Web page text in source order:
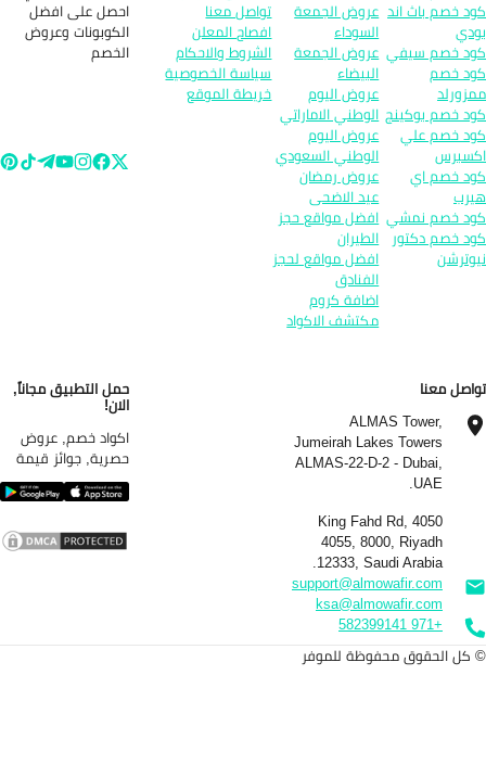
خصم باث اند
خصم سيفي
خصم
خصم بوكينج
خصم علي
خصم اي
خصم نمشي
خصم دكتور
عروض الجمعة
السوداء
عروض الجمعة
البيضاء
عروض اليوم
الوطني الاماراتي
عروض اليوم
الوطني السعودي
عروض رمضان
عيد الاضحى
افضل مواقع حجز
الطيران
افضل مواقع لحجز
الفنادق
اضافة كروم
مكتشف الاكواد
تواصل معنا
افصاح المعلن
الشروط والاحكام
سياسة الخصوصية
خريطة الموقع
احصل على افضل
الكوبونات وعروض
الخصم
معنا
ALMAS Tower,
Jumeirah Lakes Towers
ALMAS-22-D-2 - Dubai,
UAE.
4050 King Fahd Rd,
4055, 8000, Riyadh
12333, Saudi Arabia.
support@almowafir.com
ksa@almowafir.com
حمل التطبيق مجاناً,
الان!
اكواد خصم, عروض
حصرية, جوائز قيمة
الحقوق محفوظة للموفر